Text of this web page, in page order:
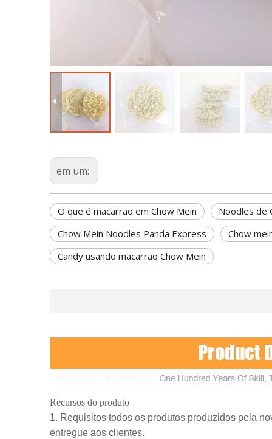
em um:
O que é macarrão em Chow Mein Noodles de
Chow Mein Noodles Panda Express
Chow
Candy usando macarrão Chow Mein
Recursos do produto
1. Requisitos todos os produtos produzidos pela
entregue aos clientes.